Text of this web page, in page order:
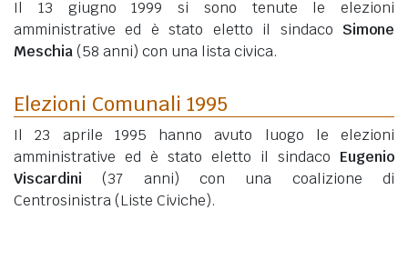
Il 13 giugno 1999 si sono tenute le elezioni
amministrative ed è stato eletto il sindaco Simone
Meschia(58 anni) con una lista civica.
Elezioni Comunali 1995
Il 23 aprile 1995 hanno avuto luogo le elezioni
amministrative ed è stato eletto il sindaco Eugenio
Viscardini
(37 anni) con una coalizione di
Centrosinistra (Liste Civiche).